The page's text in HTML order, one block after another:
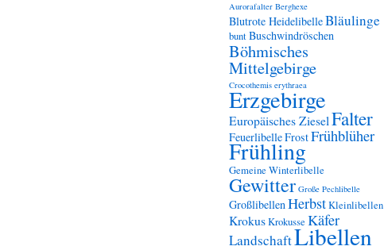
Aurorafalter Berghexe
Blutrote HeidelibelleBläulinge
buntBuschwindröschen
Böhmisches
Mittelgebirge
Crocothemis erythraea
Erzgebirge
Europäisches ZieselFalter
FeuerlibelleFrostFrühblüher
Frühling
Gemeine Winterlibelle
Gewitter Große Pechlibelle
GroßlibellenHerbstKleinlibellen
KrokusKrokusse Käfer
LandschaftLibellen